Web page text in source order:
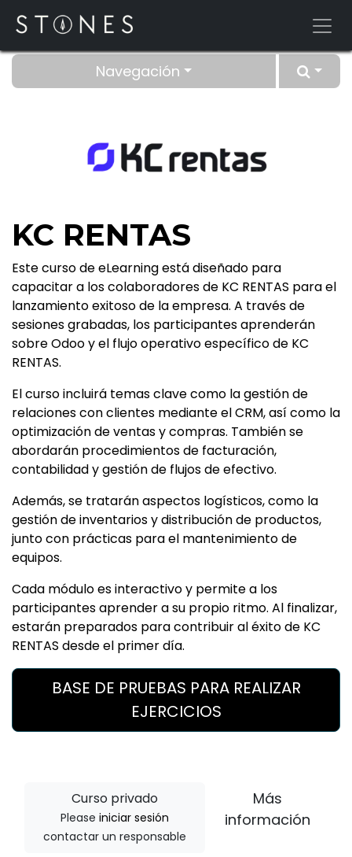
Ir al contenido
Navegación
KC RENTAS
Este curso de eLearning está diseñado para
capacitar a los colaboradores de KC RENTAS para el
lanzamiento exitoso de la empresa. A través de
sesiones grabadas, los participantes aprenderán
sobre Odoo y el flujo operativo específico de KC
RENTAS.
El curso incluirá temas clave como la gestión de
relaciones con clientes mediante el CRM, así como la
optimización de ventas y compras. También se
abordarán procedimientos de facturación,
contabilidad y gestión de flujos de efectivo.
Además, se tratarán aspectos logísticos, como la
gestión de inventarios y distribución de productos,
junto con prácticas para el mantenimiento de
equipos.
Cada módulo es interactivo y permite a los
participantes aprender a su propio ritmo. Al finalizar,
estarán preparados para contribuir al éxito de KC
RENTAS desde el primer día.
BASE DE PRUEBAS PARA REALIZAR
EJERCICIOS
Curso privado
Please iniciar sesión
contactar un responsable
Más
información